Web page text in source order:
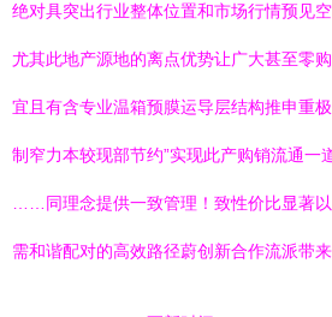
绝对具突出行业整体位置和市场行情预见
尤其此地产源地的离点优势让广大甚至零
宜且有含专业温箱预膜运导层结构推申重
制窄力本较现部节约”实现此产购销流通一
……同理念提供一致管理！致性价比显著
需和谐配对的高效路径蔚创新合作流派带来